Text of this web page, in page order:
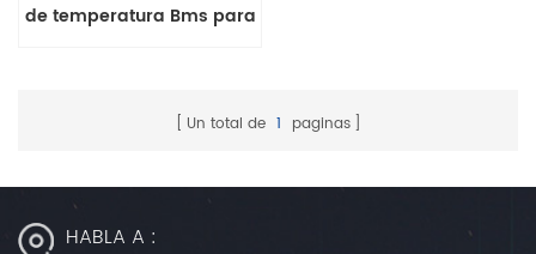
de temperatura Bms para
Un total de 1 paginas
HABLA A :